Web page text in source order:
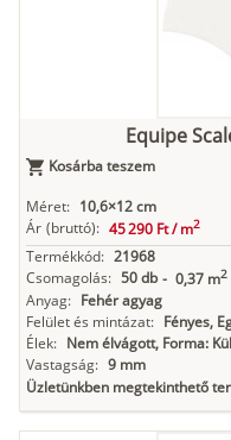
Equipe
Kosárba teszem
Méret: 10,6×12 cm
Ár (bruttó): 45 290 Ft /m2
Termékkód: 21968
Csomagolás: 50 db - 0,37 m2
Anyag: Fehér agyag
Felület és mintázat: Fényes,
Élek: Nem élvágott, Forma:
Vastagság: 9 mm
Üzletünkben megtekinthető